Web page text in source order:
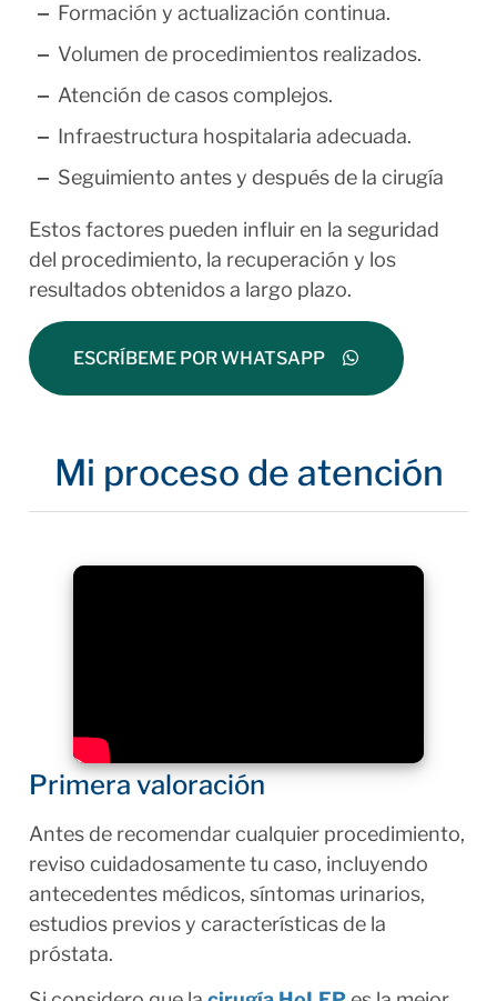
Formación y actualización continua.
Volumen de procedimientos realizados.
Atención de casos complejos.
Infraestructura hospitalaria adecuada.
Seguimiento antes y después de la cirugía
Estos factores pueden influir en la seguridad
del procedimiento, la recuperación y los
resultados obtenidos a largo plazo.
ESCRÍBEME POR WHATSAPP
Mi proceso de atención
Primera valoración
Antes de recomendar cualquier procedimiento,
reviso cuidadosamente tu caso, incluyendo
antecedentes médicos, síntomas urinarios,
estudios previos y características de la
próstata.